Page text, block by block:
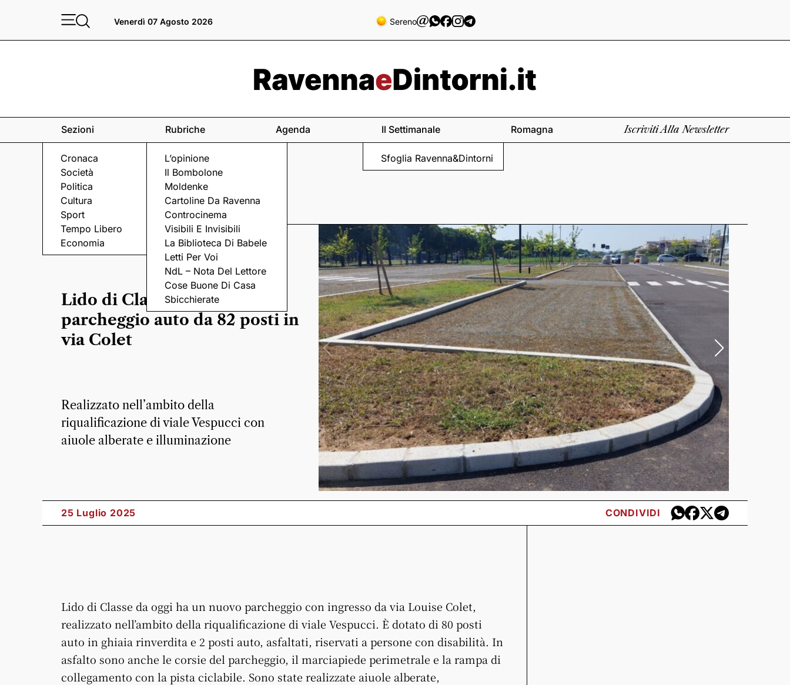
Venerdì 07 Agosto 2026 Sereno
Sezioni
Cronaca
Società
Politica
Cultura
Sport
Tempo Libero
Economia
Rubriche
L’opinione
Il Bombolone
Moldenke
Cartoline Da Ravenna
Controcinema
Visibili E Invisibili
La Biblioteca Di Babele
Letti Per Voi
NdL – Nota Del Lettore
Cose Buone Di Casa
Sbicchierate
Agenda Il Settimanale
Sfoglia Ravenna&Dintorni
Romagna Iscriviti Alla Newsletter
MOBILITÀ
Lido di Classe ha un nuovo
parcheggio auto da 82 posti in
via Colet
Realizzato nell’ambito della
riqualificazione di viale Vespucci con
aiuole alberate e illuminazione
25 Luglio 2025 CONDIVIDI
Lido di Classe da oggi ha un nuovo parcheggio con ingresso da via Louise Colet,
realizzato nell’ambito della riqualificazione di viale Vespucci. È dotato di 80 posti
auto in ghiaia rinverdita e 2 posti auto, asfaltati, riservati a persone con disabilità. In
asfalto sono anche le corsie del parcheggio, il marciapiede perimetrale e la rampa di
collegamento con la pista ciclabile. Sono state realizzate aiuole alberate,